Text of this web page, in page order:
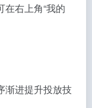
右上角“我的
渐进提升投放技